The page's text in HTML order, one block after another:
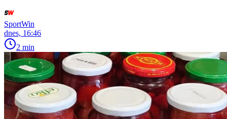
SportWin
dnes, 16:46
2 min